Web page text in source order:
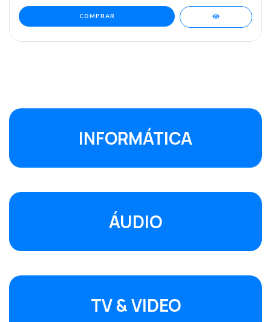
INFORMÁTICA
ÁUDIO
TV & VIDEO